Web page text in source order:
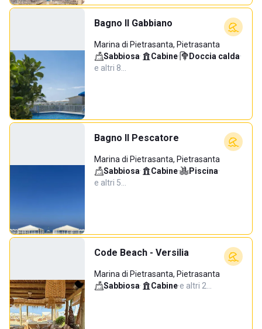
Bagno Il Gabbiano
Marina di Pietrasanta, Pietrasanta
Sabbiosa· Cabine· Doccia calda·
e altri 8…
Bagno Il Pescatore
Marina di Pietrasanta, Pietrasanta
Sabbiosa· Cabine· Piscina·
e altri 5…
Code Beach - Versilia
Marina di Pietrasanta, Pietrasanta
Sabbiosa· Cabine·e altri 2…